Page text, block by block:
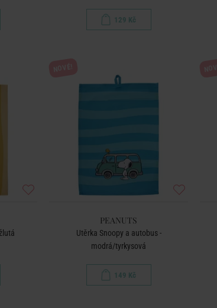
129 Kč
PEANUTS
Utěrka Snoopy a autobus -
modrá/tyrkysová
149 Kč